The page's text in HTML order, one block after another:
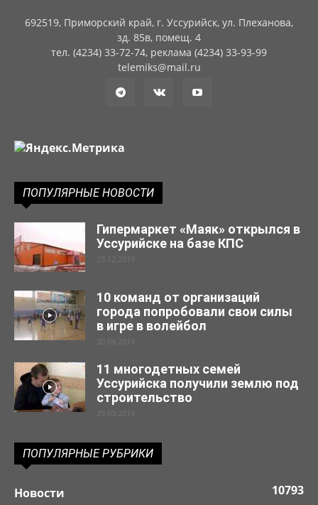
692519, Приморский край, г. Уссурийск, ул. Плеханова,
зд. 85в, помещ. 4
тел. (4234) 33-72-74, реклама (4234) 33-93-99
telemiks@mail.ru
ПОПУЛЯРНЫЕ НОВОСТИ
Гипермаркет «Маяк» открылся в
Уссурийске на базе КПС
23.12.2019
10 команд от организаций
города попробовали свои силы
в игре в волейбол
30.04.2019
11 многодетных семей
Уссурийска получили землю под
строительство
29.03.2019
ПОПУЛЯРНЫЕ РУБРИКИ
Новости
10793